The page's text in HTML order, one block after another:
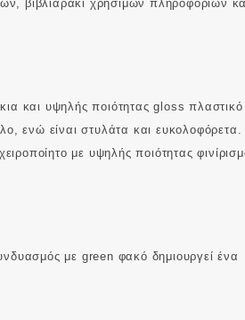
βιβλιαράκι χρήσιμων πληροφοριών
και υψηλής ποιότητας gloss πλαστικό
ενώ είναι στυλάτα και
με υψηλής ποιότητας
με green φακό δημιουργεί ένα